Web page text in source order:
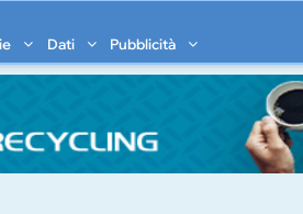
Dati Pubblicità